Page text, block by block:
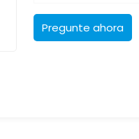
Pregunte ahora